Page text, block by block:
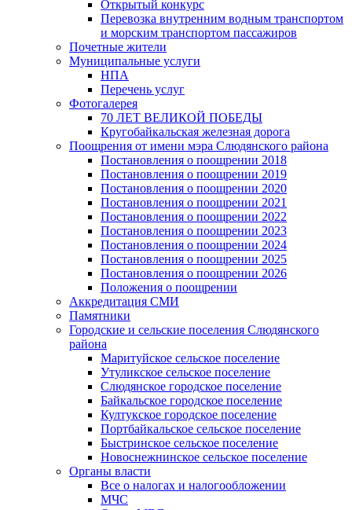
Открытый конкурс
Перевозка внутренним водным транспортом
и морским транспортом пассажиров
Почетные жители
Муниципальные услуги
НПА
Перечень услуг
Фотогалерея
70 ЛЕТ ВЕЛИКОЙ ПОБЕДЫ
Кругобайкальская железная дорога
Поощрения от имени мэра Слюдянского района
Постановления о поощрении 2018
Постановления о поощрении 2019
Постановления о поощрении 2020
Постановления о поощрении 2021
Постановления о поощрении 2022
Постановления о поощрении 2023
Постановления о поощрении 2024
Постановления о поощрении 2025
Постановления о поощрении 2026
Положения о поощрении
Аккредитация СМИ
Памятники
Городские и сельские поселения Слюдянского
района
Маритуйское сельское поселение
Утуликское сельское поселение
Слюдянское городское поселение
Байкальское городское поселение
Култукское городское поселение
Портбайкальское сельское поселение
Быстринское сельское поселение
Новоснежнинское сельское поселение
Органы власти
Все о налогах и налогообложении
МЧС